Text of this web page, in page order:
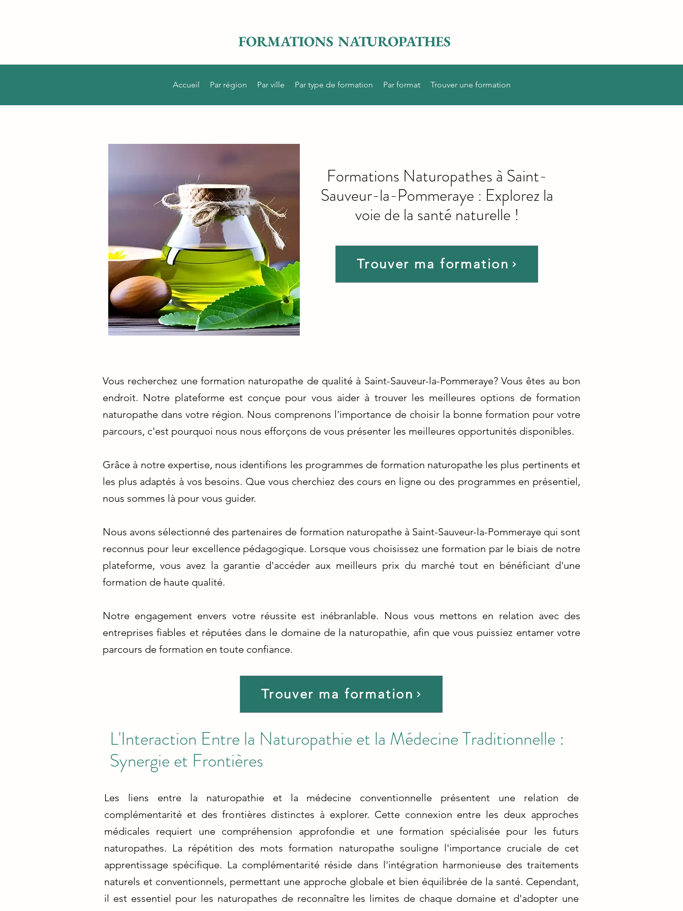
FORMATIONS NATUROPATHES
Accueil Par région Par ville Par type de formation Par format Trouver une formation
Trouver ma formation
Formations Naturopathes à Saint-
Sauveur-la-Pommeraye : Explorez la
voie de la santé naturelle !
Vous recherchez une formation naturopathe de qualité à Saint-Sauveur-la-Pommeraye? Vous êtes au bon
endroit. Notre plateforme est conçue pour vous aider à trouver les meilleures options de formation
naturopathe dans votre région. Nous comprenons l'importance de choisir la bonne formation pour votre
parcours, c'est pourquoi nous nous efforçons de vous présenter les meilleures opportunités disponibles.
Grâce à notre expertise, nous identifions les programmes de formation naturopathe les plus pertinents et
les plus adaptés à vos besoins. Que vous cherchiez des cours en ligne ou des programmes en présentiel,
nous sommes là pour vous guider.
Nous avons sélectionné des partenaires de formation naturopathe à Saint-Sauveur-la-Pommeraye qui sont
reconnus pour leur excellence pédagogique. Lorsque vous choisissez une formation par le biais de notre
plateforme, vous avez la garantie d'accéder aux meilleurs prix du marché tout en bénéficiant d'une
formation de haute qualité.
Notre engagement envers votre réussite est inébranlable. Nous vous mettons en relation avec des
entreprises fiables et réputées dans le domaine de la naturopathie, afin que vous puissiez entamer votre
parcours de formation en toute confiance.
Trouver ma formation
L'Interaction Entre la Naturopathie et la Médecine Traditionnelle :
Synergie et Frontières
Les liens entre la naturopathie et la médecine conventionnelle présentent une relation de
complémentarité et des frontières distinctes à explorer. Cette connexion entre les deux approches
médicales requiert une compréhension approfondie et une formation spécialisée pour les futurs
naturopathes. La répétition des mots formation naturopathe souligne l'importance cruciale de cet
apprentissage spécifique. La complémentarité réside dans l'intégration harmonieuse des traitements
naturels et conventionnels, permettant une approche globale et bien équilibrée de la santé. Cependant,
il est essentiel pour les naturopathes de reconnaître les limites de chaque domaine et d'adopter une